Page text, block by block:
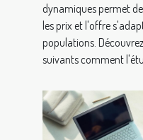
dynamiques permet
les prix et l'offre
populations.
suivants comment